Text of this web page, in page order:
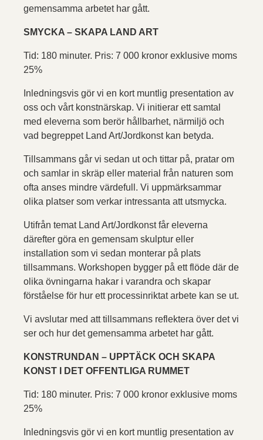
gemensamma arbetet har gått.
SMYCKA – SKAPA LAND ART
Tid: 180 minuter. Pris: 7 000 kronor exklusive moms
25%
Inledningsvis gör vi en kort muntlig presentation av
oss och vårt konstnärskap. Vi initierar ett samtal
med eleverna som berör hållbarhet, närmiljö och
vad begreppet Land Art/Jordkonst kan betyda.
Tillsammans går vi sedan ut och tittar på, pratar om
och samlar in skräp eller material från naturen som
ofta anses mindre värdefull. Vi uppmärksammar
olika platser som verkar intressanta att utsmycka.
Utifrån temat Land Art/Jordkonst får eleverna
därefter göra en gemensam skulptur eller
installation som vi sedan monterar på plats
tillsammans. Workshopen bygger på ett flöde där de
olika övningarna hakar i varandra och skapar
förståelse för hur ett processinriktat arbete kan se ut.
Vi avslutar med att tillsammans reflektera över det vi
ser och hur det gemensamma arbetet har gått.
KONSTRUNDAN – UPPTÄCK OCH SKAPA
KONST I DET OFFENTLIGA RUMMET
Tid: 180 minuter. Pris: 7 000 kronor exklusive moms
25%
Inledningsvis gör vi en kort muntlig presentation av